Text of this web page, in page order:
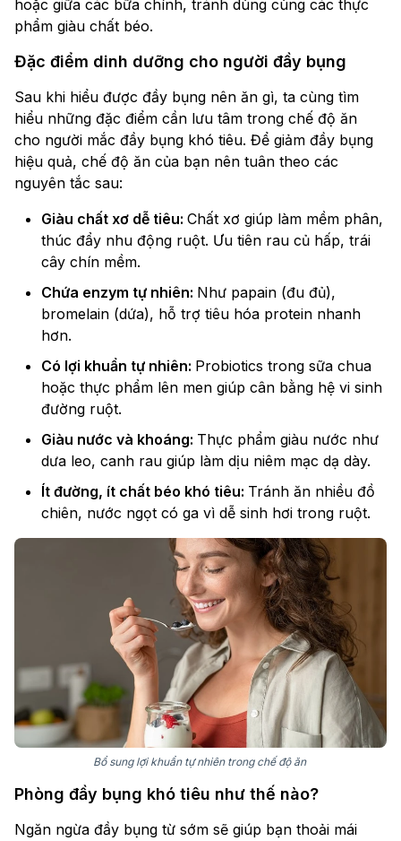
hoặc giữa các bữa chính, tránh dùng cùng các thực
phẩm giàu chất béo.
Đặc điểm dinh dưỡng cho người đầy bụng
Sau khi hiểu được đầy bụng nên ăn gì, ta cùng tìm
hiểu những đặc điểm cần lưu tâm trong chế độ ăn
cho người mắc đầy bụng khó tiêu. Để giảm đầy bụng
hiệu quả, chế độ ăn của bạn nên tuân theo các
nguyên tắc sau:
Giàu chất xơ dễ tiêu: Chất xơ giúp làm mềm phân,
thúc đẩy nhu động ruột. Ưu tiên rau củ hấp, trái
cây chín mềm.
Chứa enzym tự nhiên: Như papain (đu đủ),
bromelain (dứa), hỗ trợ tiêu hóa protein nhanh
hơn.
Có lợi khuẩn tự nhiên: Probiotics trong sữa chua
hoặc thực phẩm lên men giúp cân bằng hệ vi sinh
đường ruột.
Giàu nước và khoáng: Thực phẩm giàu nước như
dưa leo, canh rau giúp làm dịu niêm mạc dạ dày.
Ít đường, ít chất béo khó tiêu: Tránh ăn nhiều đồ
chiên, nước ngọt có ga vì dễ sinh hơi trong ruột.
Bổ sung lợi khuẩn tự nhiên trong chế độ ăn
Phòng đầy bụng khó tiêu như thế nào?
Ngăn ngừa đầy bụng từ sớm sẽ giúp bạn thoải mái